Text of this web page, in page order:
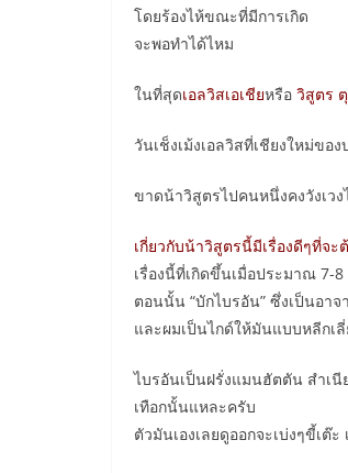
โดยร้องไห้ขณะที่มีการเกิด
จะพอทำได้ไหม
ในที่สุดเอลวิสเอเชียหรือ วิสูตร
วันเช็งเม้งเอลวิสที่เชียงใหม่ขอ
ขาดน้าวิสูตรไปคนหนึ่งคงวังเว
เกี่ยวกับน้าวิสูตรนี้มีเรื่องดีๆที่จะ
เรื่องนี้ที่เกิดขึ้นเมื่อประมาณ 7-
ตอนนั้น “บักไบรอัน” ซึ่งเป็นอา
และผมเป็นไกด์ให้มันแบบหลีกเ
ไบรอันเป็นฝรั่งแมนฮัตตัน สำเนี
เทือกนั้นแหละครับ
ตัวมันเองเลยดูออกจะเบ่งๆขี้เ